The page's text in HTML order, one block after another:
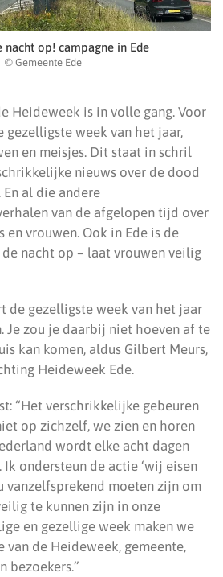
nacht op! campagne in Ede
© Gemeente Ede
Heideweek is in volle gang. Voor
gezelligste week van het jaar,
en meisjes. Dit staat in schril
nieuws over de dood
al die andere
van de afgelopen tijd over
en vrouwen. Ook in Ede is de
de nacht op – laat vrouwen veilig
de gezelligste week van het jaar
Je zou je daarbij niet hoeven af te
kan komen, aldus Gilbert Meurs,
Heideweek Ede.
“Het verschrikkelijke gebeuren
op zichzelf, we zien en horen
wordt elke acht dagen
ondersteun de actie ‘wij eisen
vanzelfsprekend moeten zijn om
te kunnen zijn in onze
en gezellige week maken we
van de Heideweek, gemeente,
bezoekers.”